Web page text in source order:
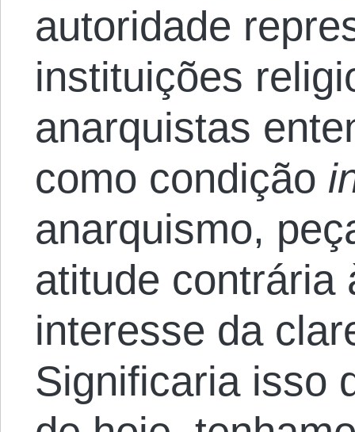
autoridade
instituições
anarquistas
como condição
anarquismo,
atitude contrária
interesse da
Significaria isso